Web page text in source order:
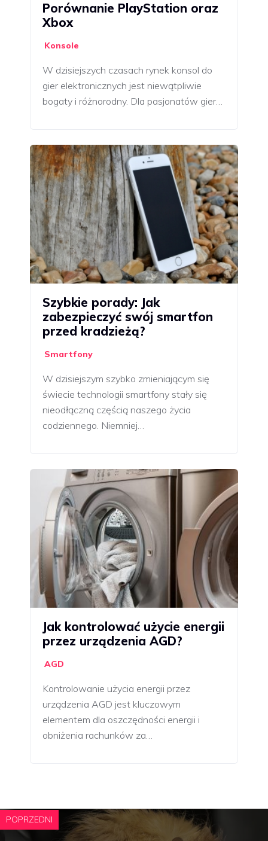
Porównanie PlayStation oraz
Xbox
Konsole
W dzisiejszych czasach rynek konsol do
gier elektronicznych jest niewątpliwie
bogaty i różnorodny. Dla pasjonatów gier…
Szybkie porady: Jak
zabezpieczyć swój smartfon
przed kradzieżą?
Smartfony
W dzisiejszym szybko zmieniającym się
świecie technologii smartfony stały się
nieodłączną częścią naszego życia
codziennego. Niemniej…
Jak kontrolować użycie energii
przez urządzenia AGD?
AGD
Kontrolowanie użycia energii przez
urządzenia AGD jest kluczowym
elementem dla oszczędności energii i
obniżenia rachunków za…
POPRZEDNI